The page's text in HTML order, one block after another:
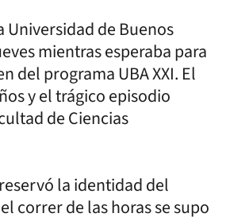
Universidad de Buenos
mientras esperaba para
del programa UBA XXI. El
y el trágico episodio
de Ciencias
la identidad del
correr de las horas se supo